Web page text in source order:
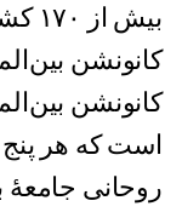
کانونشن
کانونشن
است که هر پنج
روحانی جامعهٔ